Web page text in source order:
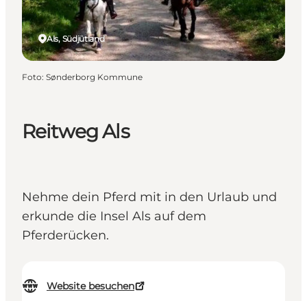
Reitweg Als
Nehme dein Pferd mit in den Urlaub und
erkunde die Insel Als auf dem
Pferderücken.
Website besuchen
Als, Südjütland
Foto: Sønderborg Kommune